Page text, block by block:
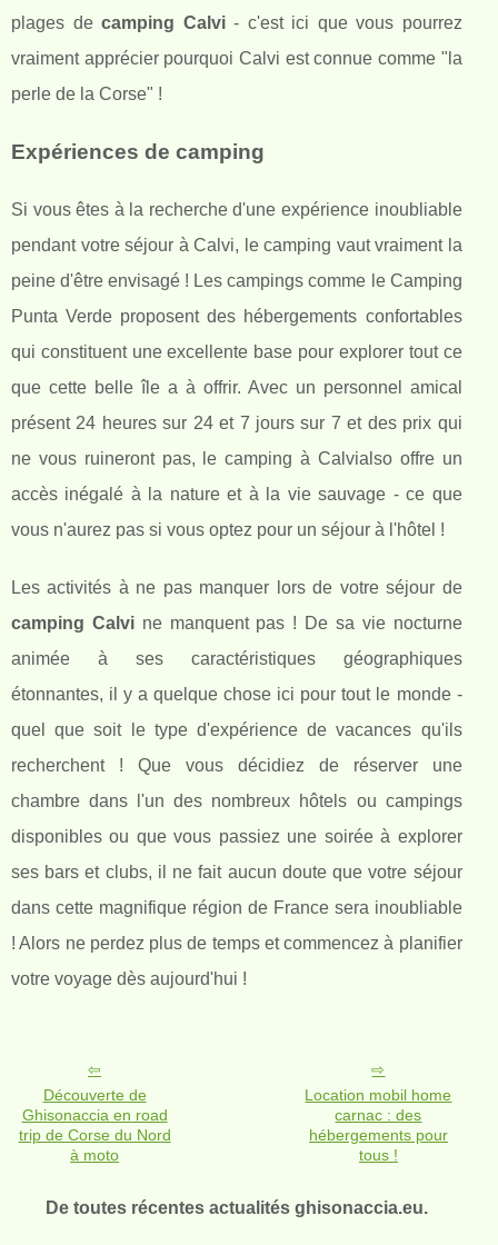
plages decamping Calvi- c'est ici que vous pourrez
vraiment apprécier pourquoi Calvi est connue comme "la
perle de la Corse" !
Expériences de camping
Si vous êtes à la recherche d'une expérience inoubliable
pendant votre séjour à Calvi, le camping vaut vraiment la
peine d'être envisagé ! Les campings comme le Camping
Punta Verde proposent des hébergements confortables
qui constituent une excellente base pour explorer tout ce
que cette belle île a à offrir. Avec un personnel amical
présent 24 heures sur 24 et 7 jours sur 7 et des prix qui
ne vous ruineront pas, le camping à Calvialso offre un
accès inégalé à la nature et à la vie sauvage - ce que
vous n'aurez pas si vous optez pour un séjour à l'hôtel !
Les activités à ne pas manquer lors de votre séjour de
camping Calvi ne manquent pas ! De sa vie nocturne
animée à ses caractéristiques géographiques
étonnantes, il y a quelque chose ici pour tout le monde -
quel que soit le type d'expérience de vacances qu'ils
recherchent ! Que vous décidiez de réserver une
chambre dans l'un des nombreux hôtels ou campings
disponibles ou que vous passiez une soirée à explorer
ses bars et clubs, il ne fait aucun doute que votre séjour
dans cette magnifique région de France sera inoubliable
! Alors ne perdez plus de temps et commencez à planifier
votre voyage dès aujourd'hui !
Découverte de
Ghisonaccia en road
trip de Corse du Nord
à moto
Location mobil home
carnac : des
hébergements pour
tous !
De toutes récentes actualités ghisonaccia.eu.